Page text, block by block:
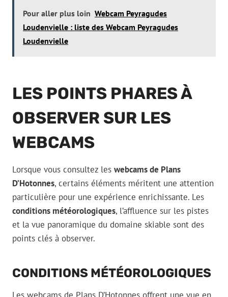
Pour aller plus loin Webcam Peyragudes
Loudenvielle : liste des Webcam Peyragudes
Loudenvielle
LES POINTS PHARES À
OBSERVER SUR LES
WEBCAMS
Lorsque vous consultez les webcams de Plans
D’Hotonnes, certains éléments méritent une attention
particulière pour une expérience enrichissante. Les
conditions météorologiques, l’affluence sur les pistes
et la vue panoramique du domaine skiable sont des
points clés à observer.
CONDITIONS MÉTÉOROLOGIQUES